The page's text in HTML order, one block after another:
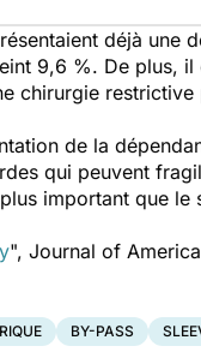
déjà une
9,6 %. De plus, il
chirurgie
de la
qui peuvent
important que le
", Journal of
BY-PASS